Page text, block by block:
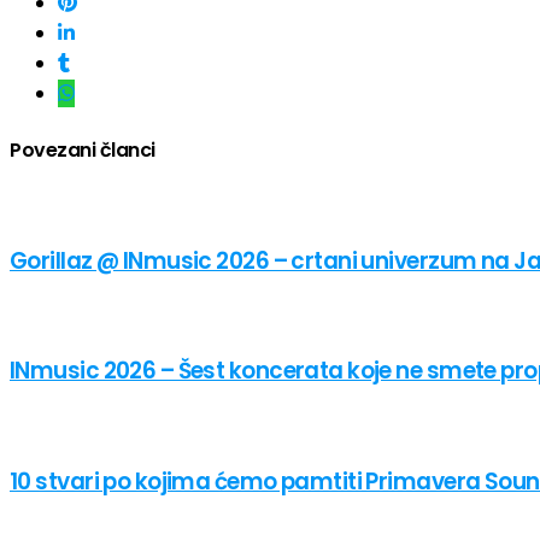
Povezani članci
Gorillaz @ INmusic 2026 – crtani univerzum na
INmusic 2026 – Šest koncerata koje ne smete
10 stvari po kojima ćemo pamtiti Primavera